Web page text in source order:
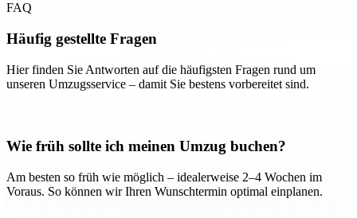
FAQ
Häufig gestellte Fragen
Hier finden Sie Antworten auf die häufigsten Fragen rund um
unseren Umzugsservice – damit Sie bestens vorbereitet sind.
Wie früh sollte ich meinen Umzug buchen?
Am besten so früh wie möglich – idealerweise 2–4 Wochen im
Voraus. So können wir Ihren Wunschtermin optimal einplanen.